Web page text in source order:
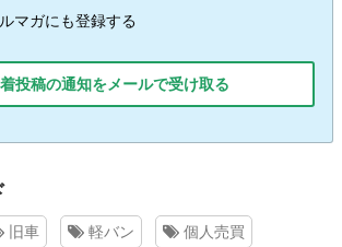
マガにも登録する
投稿の通知をメールで受け取る
旧車 軽バン 個人売買